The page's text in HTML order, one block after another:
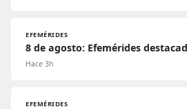
EFEMÉRIDES
8 de agosto: Efemérides
Hace 3h
EFEMÉRIDES